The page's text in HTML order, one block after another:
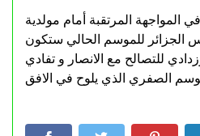
المواجهة المرتقبة أمام مولدية
الجزائر للموسم الحالي ستكون
للتصالح مع الانصار و تفادي